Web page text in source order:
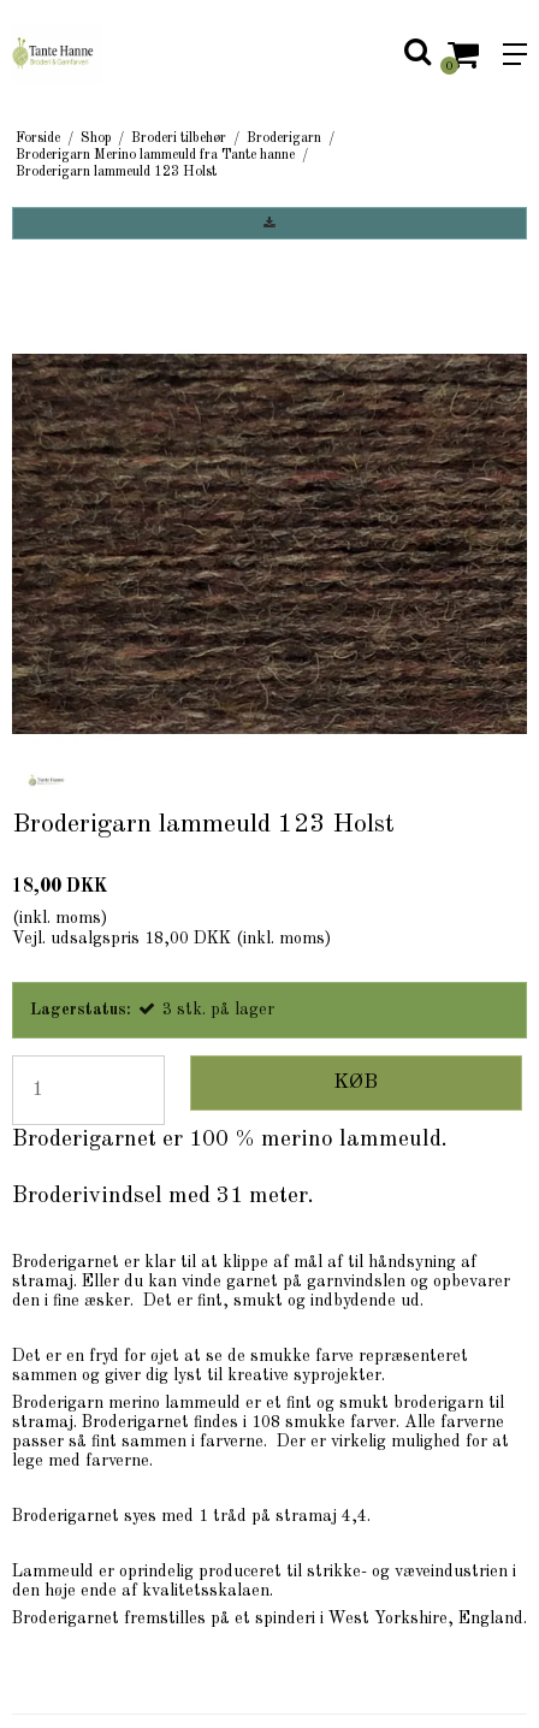
0
Forside / Shop / Broderi tilbehør / Broderigarn
/
Broderigarn Merino lammeuld fra Tante hanne /
Broderigarn lammeuld 123 Holst
Broderigarn lammeuld 123 Holst
18,00 DKK
(inkl. moms)
Vejl. udsalgspris 18,00 DKK (inkl. moms)
Lagerstatus: 3 stk. på lager
KØB
Broderigarnet er 100 % merino lammeuld.
Broderivindsel med 31 meter.
Broderigarnet er klar til at klippe af mål af til håndsyning af
stramaj. Eller du kan vinde garnet på garnvindslen og opbevarer
den i fine æsker. Det er fint, smukt og indbydende ud.
Det er en fryd for øjet at se de smukke farve repræsenteret
sammen og giver dig lyst til kreative syprojekter.
Broderigarn merino lammeuld er et fint og smukt broderigarn til
stramaj. Broderigarnet findes i 108 smukke farver. Alle farverne
passer så fint sammen i farverne. Der er virkelig mulighed for at
lege med farverne.
Broderigarnet syes med 1 tråd på stramaj 4,4.
Lammeuld er oprindelig produceret til strikke- og væveindustrien i
den høje ende af kvalitetsskalaen.
Broderigarnet fremstilles på et spinderi i West Yorkshire, England.